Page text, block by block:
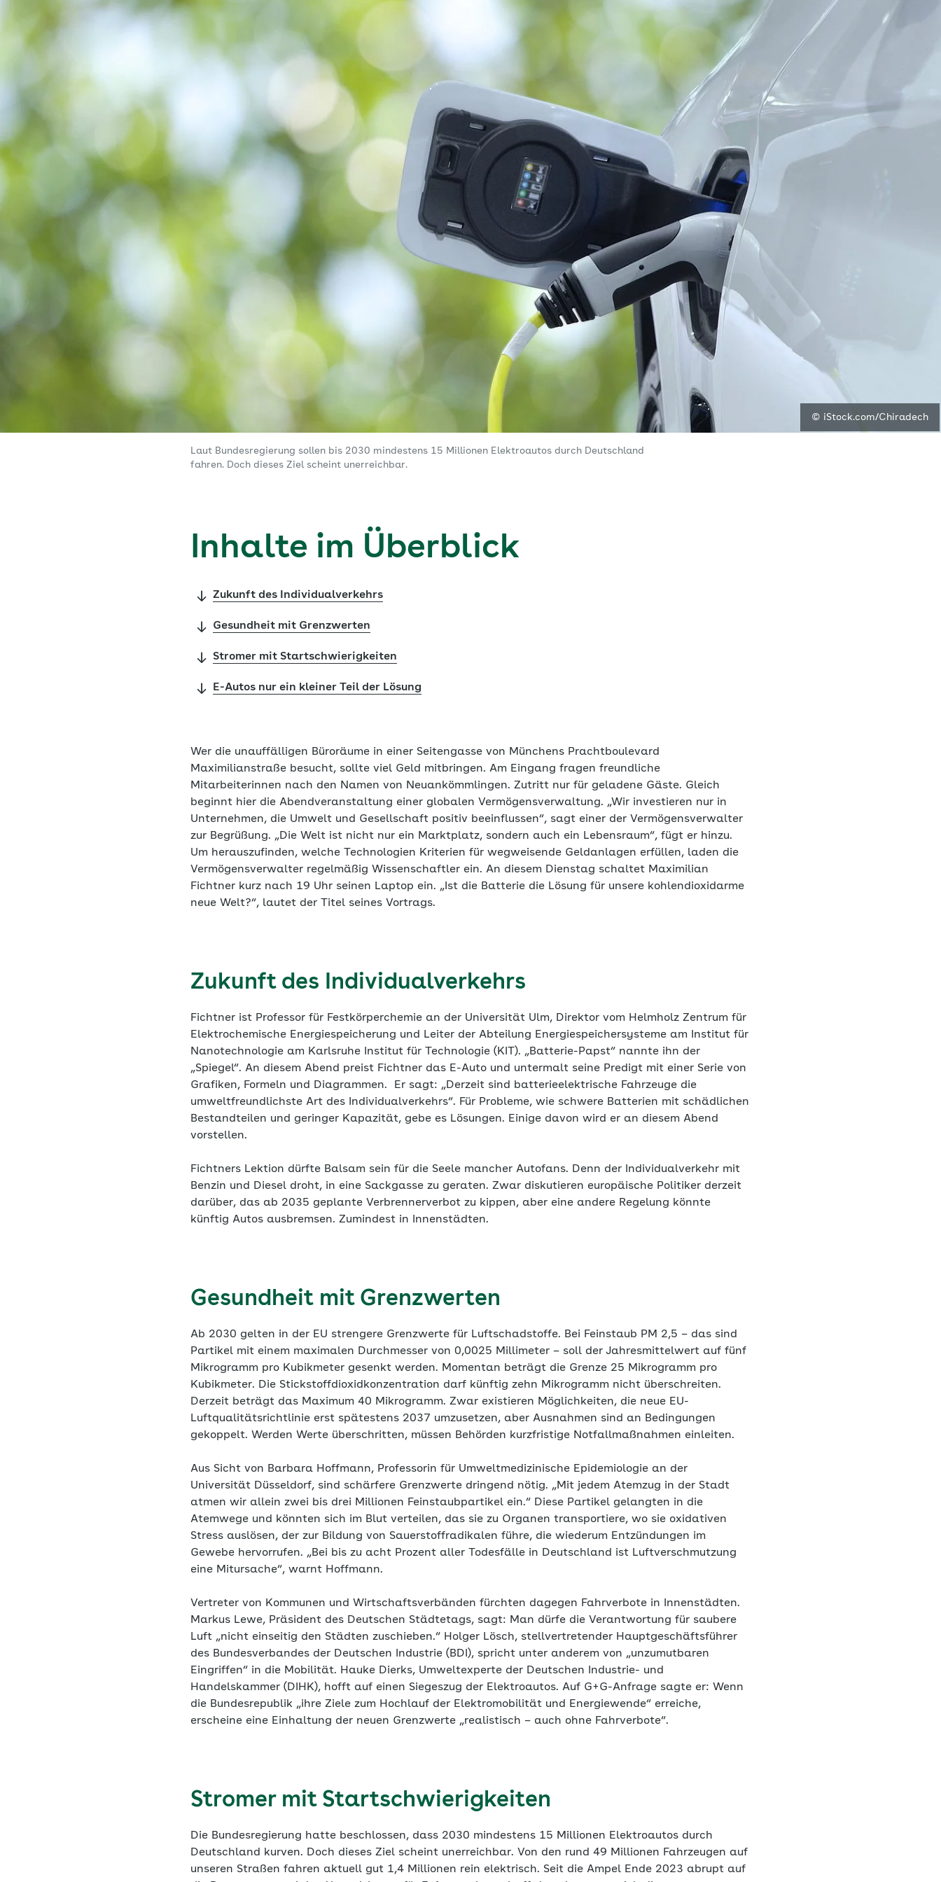
© iStock.com/Chiradech
Laut Bundesregierung sollen bis 2030 mindestens 15 Millionen Elektroautos durch Deutschland
fahren. Doch dieses Ziel scheint unerreichbar.
Inhalte im Überblick
Zukunft des Individualverkehrs
Gesundheit mit Grenzwerten
Stromer mit Startschwierigkeiten
E-Autos nur ein kleiner Teil der Lösung
Wer die unauffälligen Büroräume in einer Seitengasse von Münchens Prachtboulevard
Maximilianstraße besucht, sollte viel Geld mitbringen. Am Eingang fragen freundliche
Mitarbeiterinnen nach den Namen von Neuankömmlingen. Zutritt nur für geladene Gäste. Gleich
beginnt hier die Abendveranstaltung einer globalen Vermögensverwaltung. „Wir investieren nur in
Unternehmen, die Umwelt und Gesellschaft positiv beeinflussen“, sagt einer der Vermögensverwalter
zur Begrüßung. „Die Welt ist nicht nur ein Marktplatz, sondern auch ein Lebensraum“, fügt er hinzu.
Um herauszufinden, welche Technologien Kriterien für wegweisende Geldanlagen erfüllen, laden die
Vermögensverwalter regelmäßig Wissenschaftler ein. An diesem Dienstag schaltet Maximilian
Fichtner kurz nach 19 Uhr seinen Laptop ein. „Ist die Batterie die Lösung für unsere kohlendioxidarme
neue Welt?“, lautet der Titel seines Vortrags.
Zukunft des Individualverkehrs
Fichtner ist Professor für Festkörperchemie an der Universität Ulm, Direktor vom Helmholz Zentrum für
Elektrochemische Energiespeicherung und Leiter der Abteilung Energiespeichersysteme am Institut für
Nanotechnologie am Karlsruhe Institut für Technologie (KIT). „Batterie-Papst“ nannte ihn der
„Spiegel“. An diesem Abend preist Fichtner das E-Auto und untermalt seine Predigt mit einer Serie von
Grafiken, Formeln und Diagrammen. Er sagt: „Derzeit sind batterieelektrische Fahrzeuge die
umweltfreundlichste Art des Individualverkehrs“. Für Probleme, wie schwere Batterien mit schädlichen
Bestandteilen und geringer Kapazität, gebe es Lösungen. Einige davon wird er an diesem Abend
vorstellen.
Fichtners Lektion dürfte Balsam sein für die Seele mancher Autofans. Denn der Individualverkehr mit
Benzin und Diesel droht, in eine Sackgasse zu geraten. Zwar diskutieren europäische Politiker derzeit
darüber, das ab 2035 geplante Verbrennerverbot zu kippen, aber eine andere Regelung könnte
künftig Autos ausbremsen. Zumindest in Innenstädten.
Gesundheit mit Grenzwerten
Ab 2030 gelten in der EU strengere Grenzwerte für Luftschadstoffe. Bei Feinstaub PM 2,5 – das sind
Partikel mit einem maximalen Durchmesser von 0,0025 Millimeter – soll der Jahresmittelwert auf fünf
Mikrogramm pro Kubikmeter gesenkt werden. Momentan beträgt die Grenze 25 Mikrogramm pro
Kubikmeter. Die Stickstoffdioxidkonzentration darf künftig zehn Mikrogramm nicht überschreiten.
Derzeit beträgt das Maximum 40 Mikrogramm. Zwar existieren Möglichkeiten, die neue EU-
Luftqualitätsrichtlinie erst spätestens 2037 umzusetzen, aber Ausnahmen sind an Bedingungen
gekoppelt. Werden Werte überschritten, müssen Behörden kurzfristige Notfallmaßnahmen einleiten.
Aus Sicht von Barbara Hoffmann, Professorin für Umweltmedizinische Epidemiologie an der
Universität Düsseldorf, sind schärfere Grenzwerte dringend nötig. „Mit jedem Atemzug in der Stadt
atmen wir allein zwei bis drei Millionen Feinstaubpartikel ein.“ Diese Partikel gelangten in die
Atemwege und könnten sich im Blut verteilen, das sie zu Organen transportiere, wo sie oxidativen
Stress auslösen, der zur Bildung von Sauerstoffradikalen führe, die wiederum Entzündungen im
Gewebe hervorrufen. „Bei bis zu acht Prozent aller Todesfälle in Deutschland ist Luftverschmutzung
eine Mitursache“, warnt Hoffmann.
Vertreter von Kommunen und Wirtschaftsverbänden fürchten dagegen Fahrverbote in Innenstädten.
Markus Lewe, Präsident des Deutschen Städtetags, sagt: Man dürfe die Verantwortung für saubere
Luft „nicht einseitig den Städten zuschieben.“ Holger Lösch, stellvertretender Hauptgeschäftsführer
des Bundesverbandes der Deutschen Industrie (BDI), spricht unter anderem von „unzumutbaren
Eingriffen“ in die Mobilität. Hauke Dierks, Umweltexperte der Deutschen Industrie- und
Handelskammer (DIHK), hofft auf einen Siegeszug der Elektroautos. Auf G+G-Anfrage sagte er: Wenn
die Bundesrepublik „ihre Ziele zum Hochlauf der Elektromobilität und Energiewende“ erreiche,
erscheine eine Einhaltung der neuen Grenzwerte „realistisch – auch ohne Fahrverbote“.
Stromer mit Startschwierigkeiten
Die Bundesregierung hatte beschlossen, dass 2030 mindestens 15 Millionen Elektroautos durch
Deutschland kurven. Doch dieses Ziel scheint unerreichbar. Von den rund 49 Millionen Fahrzeugen auf
unseren Straßen fahren aktuell gut 1,4 Millionen rein elektrisch. Seit die Ampel Ende 2023 abrupt auf